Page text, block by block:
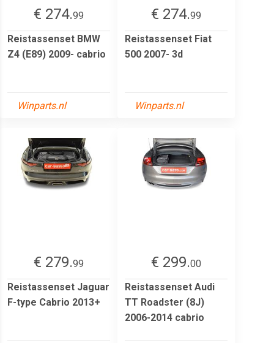
€ 274.99
Reistassenset BMW
Z4 (E89) 2009- cabrio
Winparts.nl
€ 274.99
Reistassenset Fiat
500 2007- 3d
Winparts.nl
€ 279.99
Reistassenset Jaguar
F-type Cabrio 2013+
€ 299.00
Reistassenset Audi
TT Roadster (8J)
2006-2014 cabrio